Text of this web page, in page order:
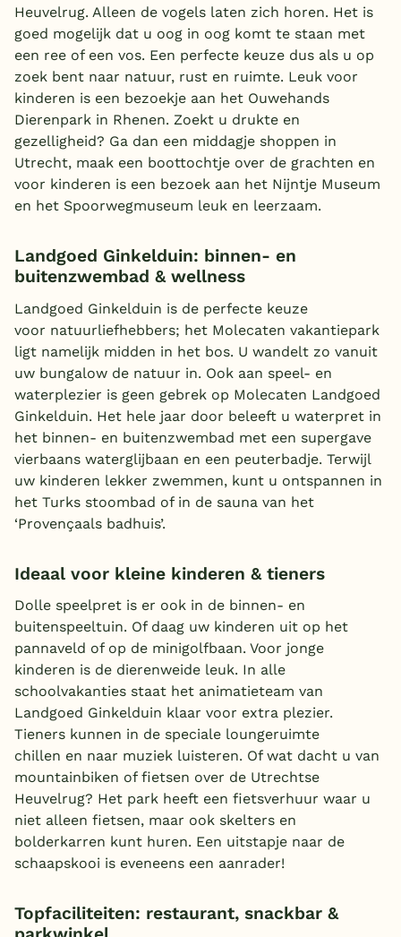
Heuvelrug. Alleen de vogels laten zich horen. Het is
goed mogelijk dat u oog in oog komt te staan met
een ree of een vos. Een perfecte keuze dus als u op
zoek bent naar natuur, rust en ruimte. Leuk voor
kinderen is een bezoekje aan het Ouwehands
Dierenpark in Rhenen. Zoekt u drukte en
gezelligheid? Ga dan een middagje shoppen in
Utrecht, maak een boottochtje over de grachten en
voor kinderen is een bezoek aan het Nijntje Museum
en het Spoorwegmuseum leuk en leerzaam.
Landgoed Ginkelduin: binnen- en
buitenzwembad & wellness
Landgoed Ginkelduin is de perfecte keuze
voor natuurliefhebbers; het Molecaten vakantiepark
ligt namelijk midden in het bos. U wandelt zo vanuit
uw bungalow de natuur in. Ook aan speel- en
waterplezier is geen gebrek op Molecaten Landgoed
Ginkelduin. Het hele jaar door beleeft u waterpret in
het binnen- en buitenzwembad met een supergave
vierbaans waterglijbaan en een peuterbadje. Terwijl
uw kinderen lekker zwemmen, kunt u ontspannen in
het Turks stoombad of in de sauna van het
‘Provençaals badhuis’.
Ideaal voor kleine kinderen & tieners
Dolle speelpret is er ook in de binnen- en
buitenspeeltuin. Of daag uw kinderen uit op het
pannaveld of op de minigolfbaan. Voor jonge
kinderen is de dierenweide leuk. In alle
schoolvakanties staat het animatieteam van
Landgoed Ginkelduin klaar voor extra plezier.
Tieners kunnen in de speciale loungeruimte
chillen en naar muziek luisteren. Of wat dacht u van
mountainbiken of fietsen over de Utrechtse
Heuvelrug? Het park heeft een fietsverhuur waar u
niet alleen fietsen, maar ook skelters en
bolderkarren kunt huren. Een uitstapje naar de
schaapskooi is eveneens een aanrader!
Topfaciliteiten: restaurant, snackbar &